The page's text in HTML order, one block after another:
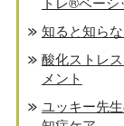
知ると知ら
酸化ストレ
メント
ユッキー先